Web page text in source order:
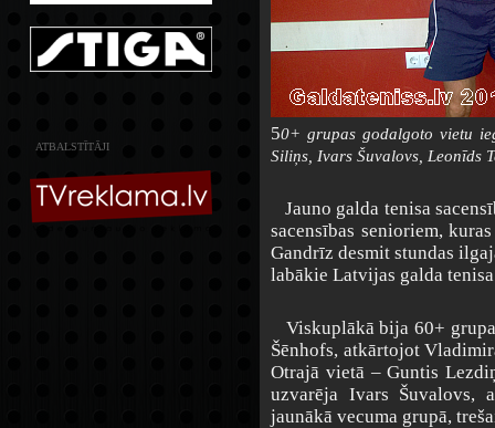
ATBALSTĪTĀJI
50+ grupas godalgoto vietu
Siliņs, Ivars Šuvalovs, Leonīds
Jauno galda tenisa
sacensības senioriem,
Gandrīz desmit stundas
labākie Latvijas galda
Viskuplākā bija 60+
Šēnhofs, atkārtojot
Otrajā vietā – Guntis
uzvarēja Ivars Šuvalovs,
jaunākā vecuma grupā,